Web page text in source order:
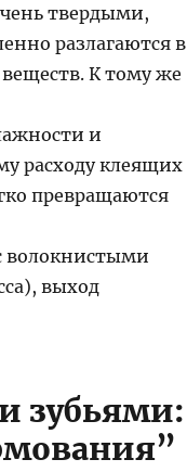
твердыми,
разлагаются в
К тому же
и
расходу клеящих
превращаются
волокнистыми
выход
зубьями: